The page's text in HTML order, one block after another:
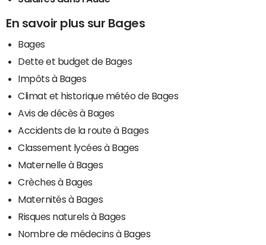
En savoir plus sur Bages
Bages
Dette et budget de Bages
Impôts à Bages
Climat et historique météo de Bages
Avis de décès à Bages
Accidents de la route à Bages
Classement lycées à Bages
Maternelle à Bages
Crèches à Bages
Maternités à Bages
Risques naturels à Bages
Nombre de médecins à Bages